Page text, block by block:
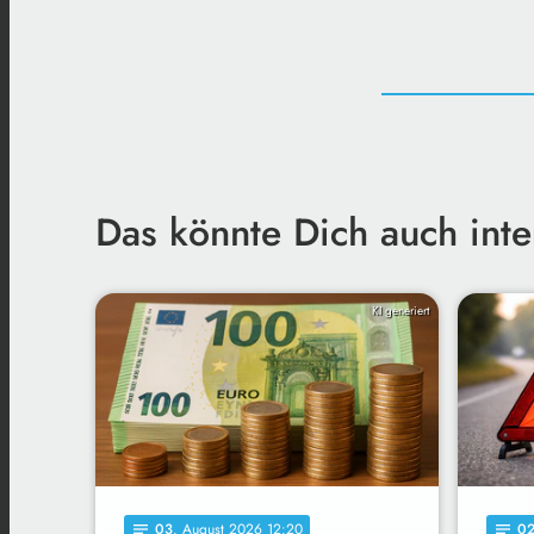
Das könnte Dich auch
KI generiert
notes 03. August 2026 12:20 notes 02